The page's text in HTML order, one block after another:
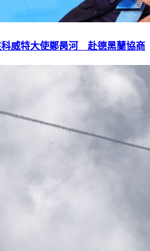
科威特大使鄭昺河 赴德黑蘭協商